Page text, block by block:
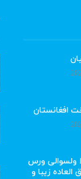
افغانستان
ولسوالی ورس
العاده زیبا و